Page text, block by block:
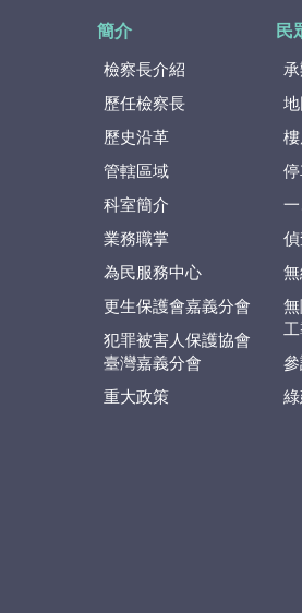
簡介
檢察長介紹
歷任檢察長
歷史沿革
管轄區域
科室簡介
業務職掌
為民服務中心
更生保護會嘉義分會
犯罪被害人保護協會
臺灣嘉義分會
重大政策
民
工